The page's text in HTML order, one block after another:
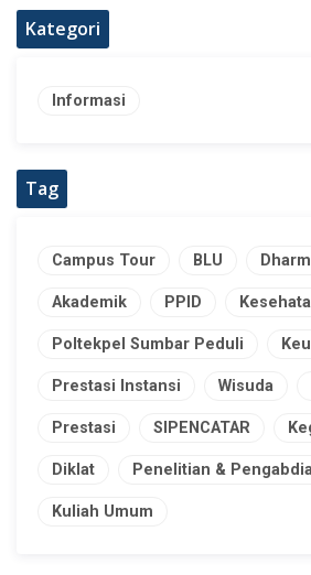
Kategori
Informasi
Tag
Campus Tour BLU
Akademik PPID
Poltekpel Sumbar Peduli
Prestasi Instansi Wisuda
Prestasi SIPENCATAR
Diklat Penelitian &
Kuliah Umum